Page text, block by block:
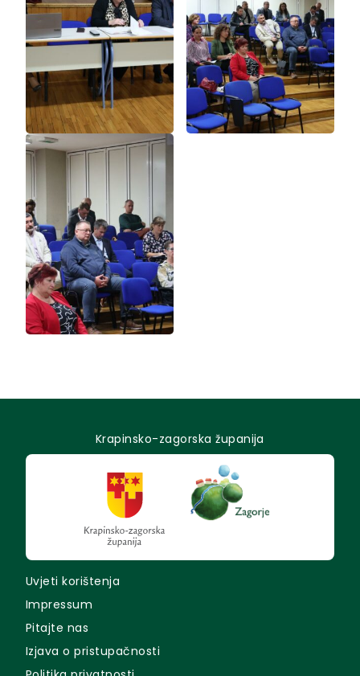
Krapinsko-zagorska županija
Uvjeti korištenja
Impressum
Pitajte nas
Izjava o pristupačnosti